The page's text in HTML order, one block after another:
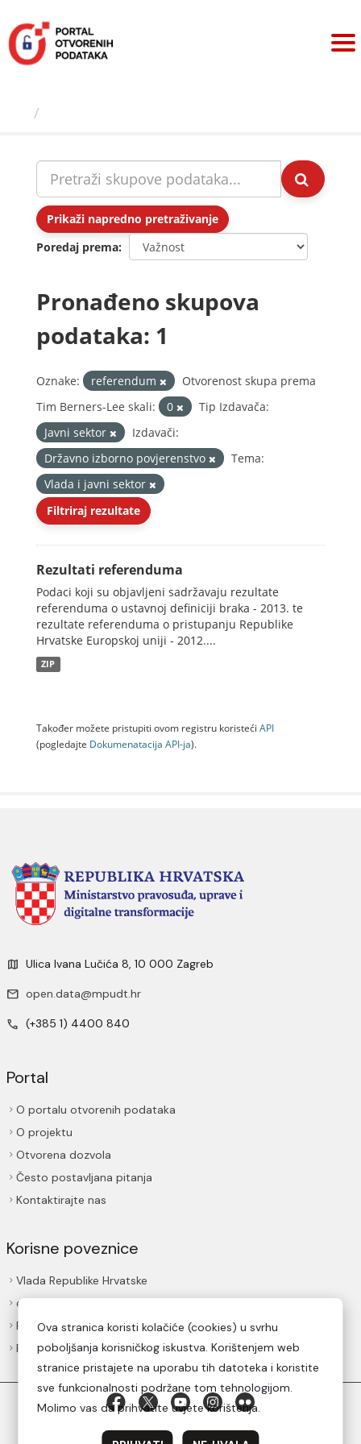
sadržaj
Prikaži napredno pretraživanje
Poredaj prema
Pronađeno skupova
podataka: 1
Oznake: referendum
Otvorenost skupa prema
Tim Berners-Lee skali:
0
Tip Izdavača:
Javni sektor
Izdavači:
Državno izborno povjerenstvo
Tema:
Vlada i javni sektor
Filtriraj rezultate
Rezultati referenduma
Podaci koji su objavljeni sadržavaju rezultate
referenduma o ustavnoj definiciji braka - 2013. te
rezultate referenduma o pristupanju Republike
Hrvatske Europskoj uniji - 2012....
ZIP
Također možete pristupiti ovom registru koristeći API
(pogledajte Dokumenаtаcijа API-jа).